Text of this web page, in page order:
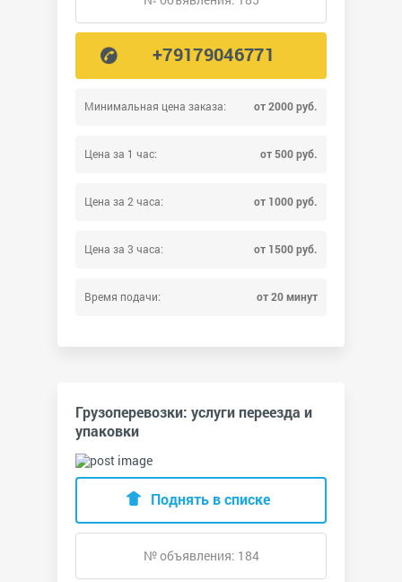
Минимальная цена заказа: от 2000 руб.
Цена за 1 час: от 500 руб.
Цена за 2 часа: от 1000 руб.
Цена за 3 часа: от 1500 руб.
Время подачи: от 20 минут
+79179046771
Грузоперевозки: услуги переезда и
упаковки
Поднять в списке
№ объявления: 184